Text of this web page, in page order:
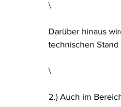
\
Darüber hinaus
technischen Stand
\
2.) Auch im